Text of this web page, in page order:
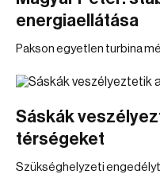
energiaellátása
Pakson egyetlen turbina
Sáskák
térségeket
Szükséghelyzeti